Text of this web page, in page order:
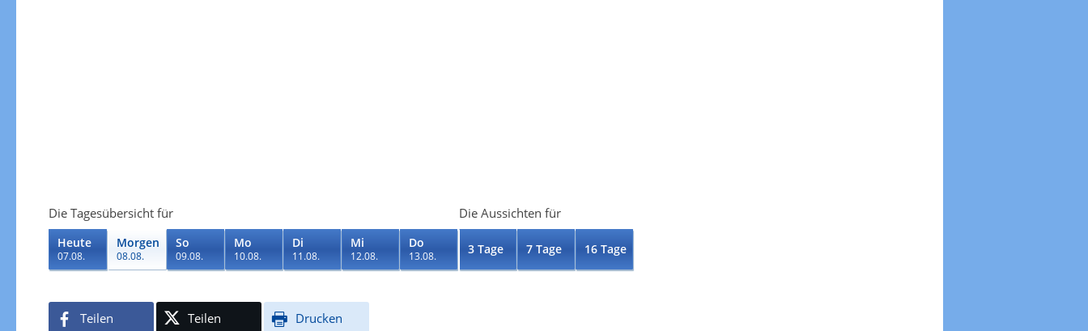
Die Tagesübersicht für
Heute
07.08.
Morgen
08.08.
So
09.08.
Mo
10.08.
Di
11.08.
Mi
12.08.
Do
13.08.
Die Aussichten für
3 Tage 7 Tage 16 Tage
Teilen Teilen Drucken